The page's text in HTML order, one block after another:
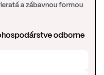
a zábavnou formou
odborne